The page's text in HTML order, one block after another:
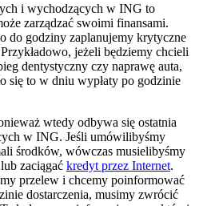
i wychodzących w ING to
zarządzać swoimi finansami.
do godziny zaplanujemy krytyczne
jeżeli będziemy chcieli
dentystyczny czy naprawę auta,
się to w dniu wypłaty po godzinie
wtedy odbywa się ostatnia
w ING. Jeśli umówilibyśmy
środków, wówczas musielibyśmy
zaciągać kredyt przez Internet.
przelew i chcemy poinformować
dostarczenia, musimy zwrócić